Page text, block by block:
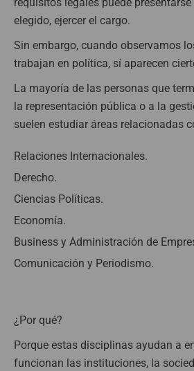
requisitos legales puede presentarse
elegido, ejercer el cargo.
Sin embargo, cuando observamos
trabajan en política, sí aparecen
La mayoría de las personas que
la representación pública o a la
suelen estudiar áreas relacionadas
Relaciones Internacionales.
Derecho.
Ciencias Políticas.
Economía.
Business y Administración de
Comunicación y Periodismo.
¿Por qué?
Porque estas disciplinas ayudan a
funcionan las instituciones, la